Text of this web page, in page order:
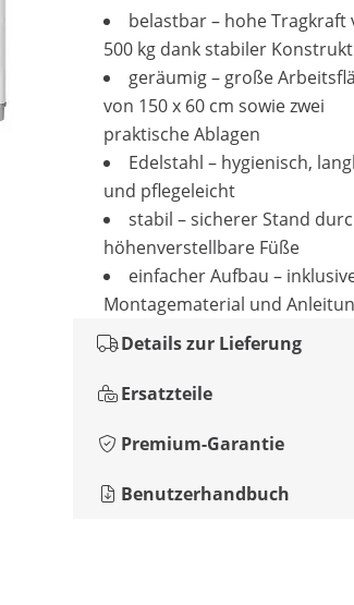
belastbar – hohe Tragkraft
500 kg dank stabiler
geräumig – große
von 150 x 60 cm sowie zwei
praktische Ablagen
Edelstahl – hygienisch,
und pflegeleicht
stabil – sicherer Stand
höhenverstellbare Füße
einfacher Aufbau –
Montagematerial und
Details zur Lieferung
Ersatzteile
Premium-Garantie
Benutzerhandbuch